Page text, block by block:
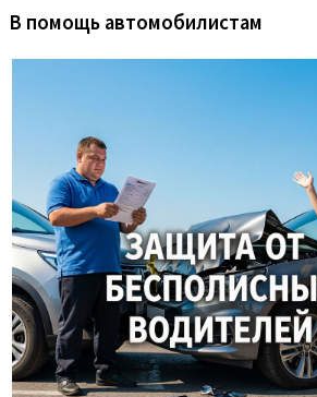
В помощь автомобилистам